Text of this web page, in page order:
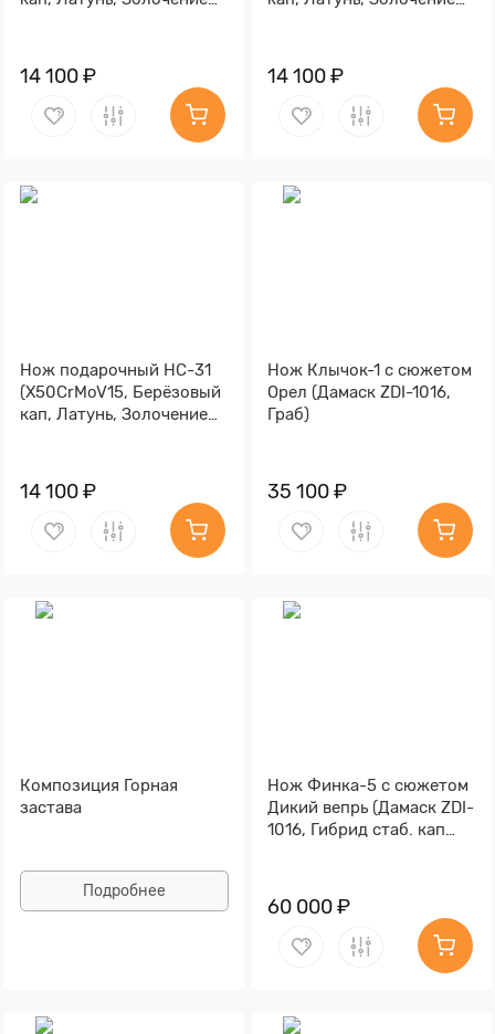
14 100 ₽ 14 100 ₽
Нож подарочный НС-31
(X50CrMoV15, Берёзовый
кап, Латунь, Золочение
14 100 ₽
Нож Клычок-1 с сюжетом
Орел (Дамаск ZDI-1016,
Граб)
35 100 ₽
Композиция Горная
застава
Подробнее
Нож Финка-5 с сюжетом
Дикий вепрь (Дамаск ZDI-
1016, Гибрид стаб. кап
60 000 ₽